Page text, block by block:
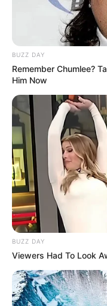
BUZZ DAY
Remember Chumlee?
Him Now
BUZZ DAY
Viewers Had To Look